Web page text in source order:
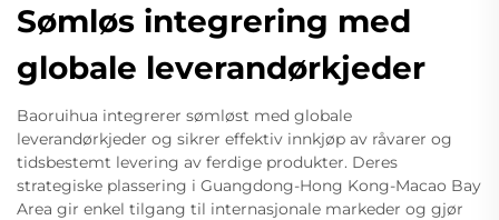
Sømløs integrering med
globale leverandørkjeder
Baoruihua integrerer sømløst med globale
leverandørkjeder og sikrer effektiv innkjøp av råvarer og
tidsbestemt levering av ferdige produkter. Deres
strategiske plassering i Guangdong-Hong Kong-Macao Bay
Area gir enkel tilgang til internasjonale markeder og gjør